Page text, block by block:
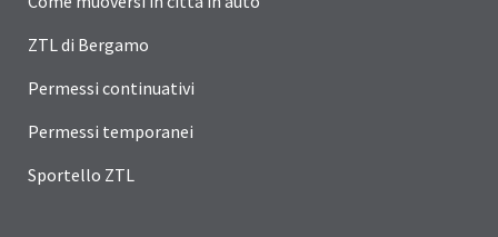
ZTL di Bergamo
Permessi continuativi
Permessi temporanei
Sportello ZTL